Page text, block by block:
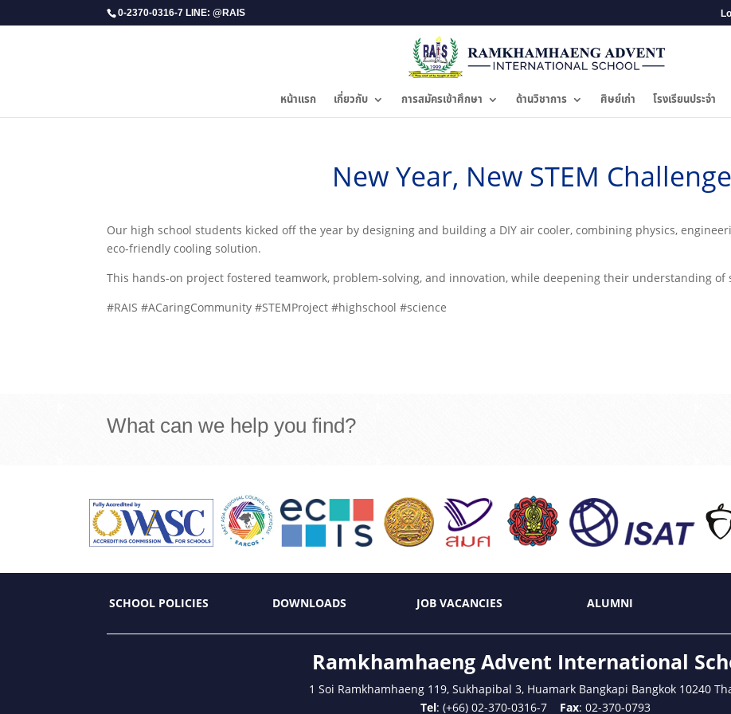
0-2370-0316-7 LINE: @RAIS
หน้าแรก เกี่ยวกับ การสมัครเข้าศึกษา ด้านวิชาการ ศิษย์เก่า โรงเรียนประจำ
New Year, New STEM
Our high school students kicked off the year by designing and building a DIY air cooler, combining physics,
eco-friendly cooling solution.
This hands-on project fostered teamwork, problem-solving, and innovation, while deepening their understanding of
#RAIS #ACaringCommunity #STEMProject #highschool #science
What can we help you find?
SCHOOL POLICIES DOWNLOADS JOB VACANCIES ALUMNI
Ramkhamhaeng Advent International
1 Soi Ramkhamhaeng 119, Sukhapibal 3, Huamark Bangkapi Bangkok 10240
Tel: (+66) 02-370-0316-7 Fax: 02-370-0793